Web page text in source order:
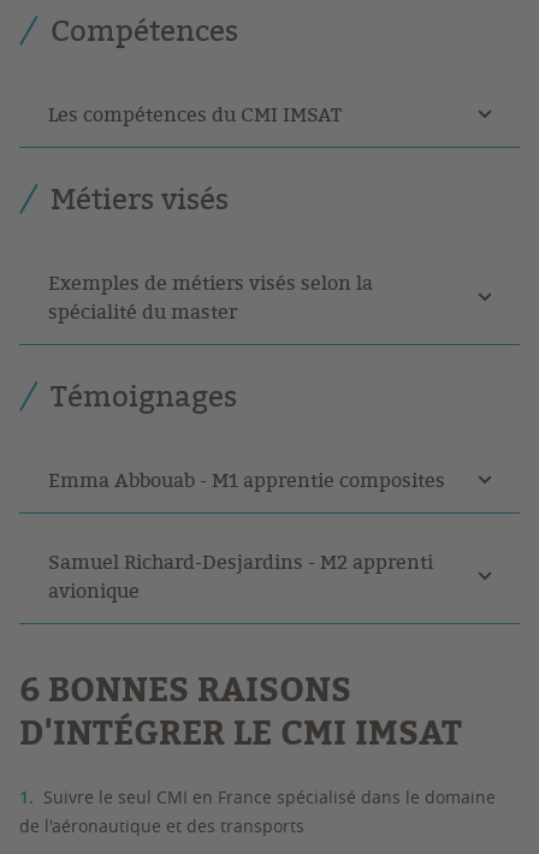
Compétences
Les compétences du CMI IMSAT
Métiers visés
Exemples de métiers visés selon la
spécialité du master
Témoignages
Emma Abbouab - M1 apprentie composites
Samuel Richard-Desjardins - M2 apprenti
avionique
6 BONNES RAISONS
D'INTÉGRER LE CMI IMSAT
Suivre le seul CMI en France spécialisé dans le domaine
de l'aéronautique et des transports